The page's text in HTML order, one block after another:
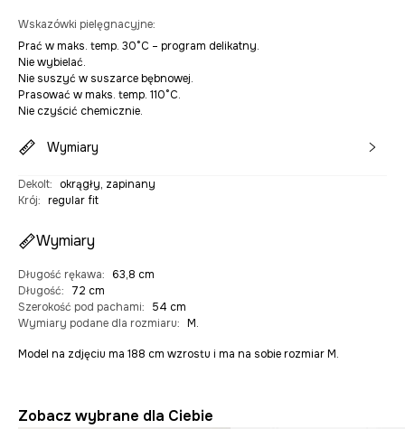
Wskazówki pielęgnacyjne:
Prać w maks. temp. 30°C – program delikatny.
Nie wybielać.
Nie suszyć w suszarce bębnowej.
Prasować w maks. temp. 110°C.
Nie czyścić chemicznie.
Wymiary
Dekolt:
okrągły, zapinany
Krój: regular fit
Wymiary
Długość rękawa:
63,8 cm
Długość:
72 cm
Szerokość pod pachami:
54 cm
Wymiary podane dla rozmiaru: M.
Model na zdjęciu ma 188 cm wzrostu i ma na sobie rozmiar M.
Zobacz wybrane dla Ciebie